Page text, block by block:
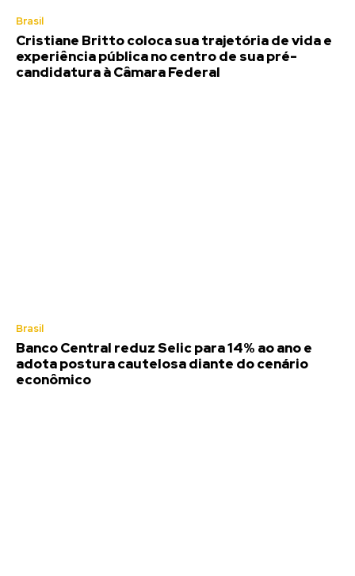
Brasil
Cristiane Britto coloca sua trajetória de vida e
experiência pública no centro de sua pré-
candidatura à Câmara Federal
Brasil
Banco Central reduz Selic para 14% ao ano e
adota postura cautelosa diante do cenário
econômico